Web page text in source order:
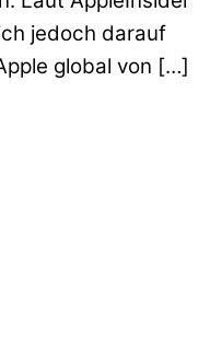
jedoch darauf
global von […]